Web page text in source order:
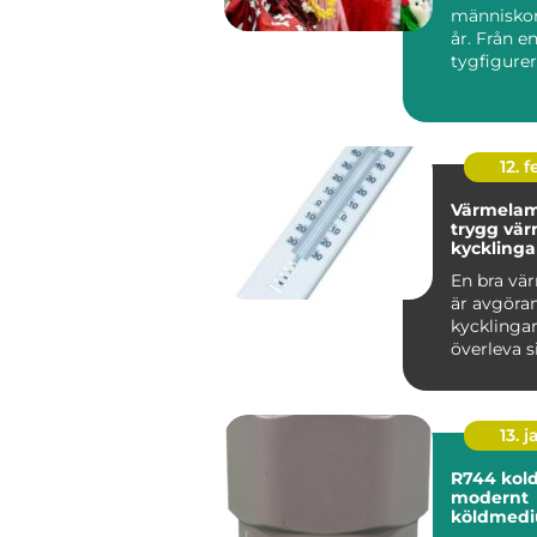
år. Från
12.
trygg
En bra
är
överleva
vuxn...
13.
R744 koldioxid som
modernt